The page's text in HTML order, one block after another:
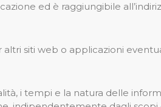
ed è raggiungibile
siti web o applicazioni
i tempi e la natura delle